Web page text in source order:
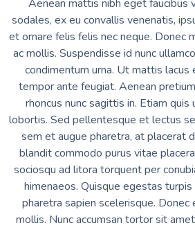
Aenean mattis nibh eget faucibus
sodales, ex eu convallis venenatis,
et ornare felis felis nec neque. Donec
ac mollis. Suspendisse id nunc
condimentum urna. Ut mattis
tempor ante feugiat. Aenean
rhoncus nunc sagittis in. Etiam quis
lobortis. Sed pellentesque et lectus
sem et augue pharetra, at placerat
blandit commodo purus vitae
sociosqu ad litora torquent per
himenaeos. Quisque egestas
pharetra sapien scelerisque. Donec
mollis. Nunc accumsan tortor sit